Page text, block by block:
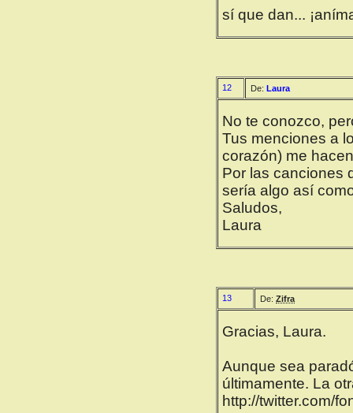
sí que dan...
12 De: Laura
No te conozco,
Tus menciones a
corazón) me
Por las canciones
sería algo así
Saludos,
Laura
13 De: Zifra
Gracias, Laura.
Aunque sea
últimamente. La
http://twitter.com/